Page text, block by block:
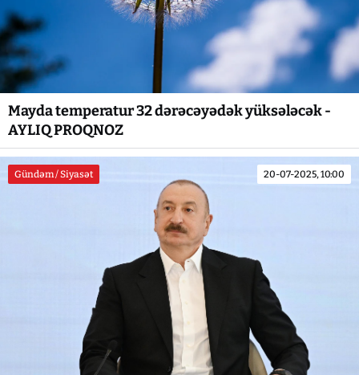
Mayda temperatur 32 dərəcəyədək yüksələcək -
AYLIQ PROQNOZ
Gündəm / Siyasət 20-07-2025, 10:00